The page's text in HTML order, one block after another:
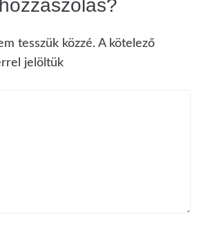
tesszük közzé. A kötelező
jelöltük